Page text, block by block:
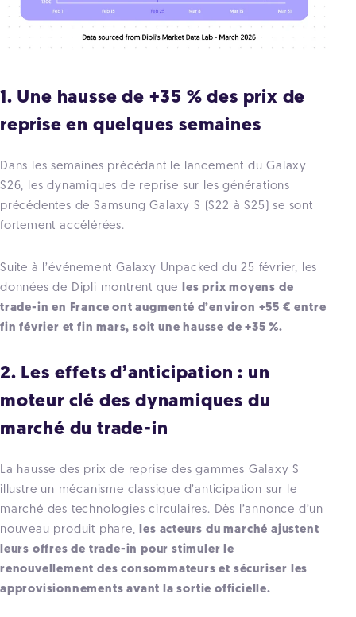
1. Une hausse de +35 % des prix de
reprise en quelques semaines
Dans les semaines précédant le lancement du Galaxy
S26, les dynamiques de reprise sur les générations
précédentes de Samsung Galaxy S (S22 à S25) se sont
fortement accélérées.
Suite à l’événement Galaxy Unpacked du 25 février, les
données de Dipli montrent queles prix moyens de
trade-in en France ont augmenté d’environ +55 € entre
fin février et fin mars, soit une hausse de +35 %.
2. Les effets d’anticipation : un
moteur clé des dynamiques du
marché du trade-in
La hausse des prix de reprise des gammes Galaxy S
illustre un mécanisme classique d’anticipation sur le
marché des technologies circulaires. Dès l’annonce d’un
nouveau produit phare,les acteurs du marché ajustent
leurs offres de trade-in pour stimuler le
renouvellement des consommateurs et sécuriser les
approvisionnements avant la sortie officielle.